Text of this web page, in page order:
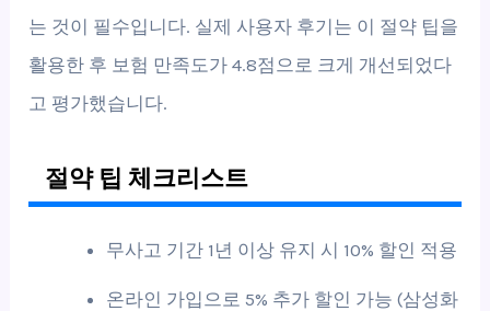
는 것이 필수입니다. 실제 사용자 후기는 이 절약 팁을
활용한 후 보험 만족도가 4.8점으로 크게 개선되었다
고 평가했습니다.
절약 팁 체크리스트
무사고 기간 1년 이상 유지 시 10% 할인 적용
온라인 가입으로 5% 추가 할인 가능 (삼성화